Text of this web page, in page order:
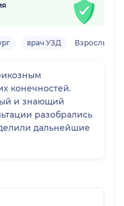
врач УЗД Взрослый
конечностей.
и знающий
разобрались
дальнейшие